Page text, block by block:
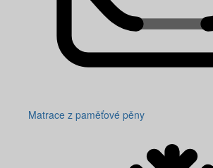
Matrace z paměťové pěny